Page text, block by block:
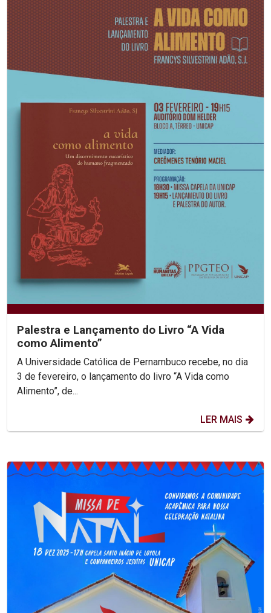
Palestra e Lançamento do Livro “A Vida
como Alimento”
A Universidade Católica de Pernambuco recebe, no dia
3 de fevereiro, o lançamento do livro “A Vida como
Alimento”, de...
LER MAIS